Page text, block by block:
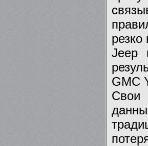
Jeep
GMC
Свои